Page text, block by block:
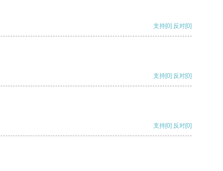
支持[0] 反对[0]
支持[0] 反对[0]
支持[0] 反对[0]